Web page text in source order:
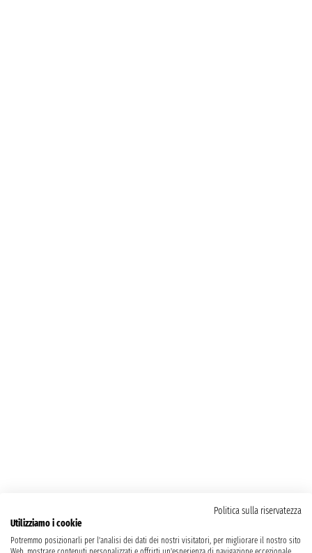
Politica sulla riservatezza
Utilizziamo i cookie
Potremmo posizionarli per l'analisi dei dati dei nostri visitatori, per migliorare il nostro sito